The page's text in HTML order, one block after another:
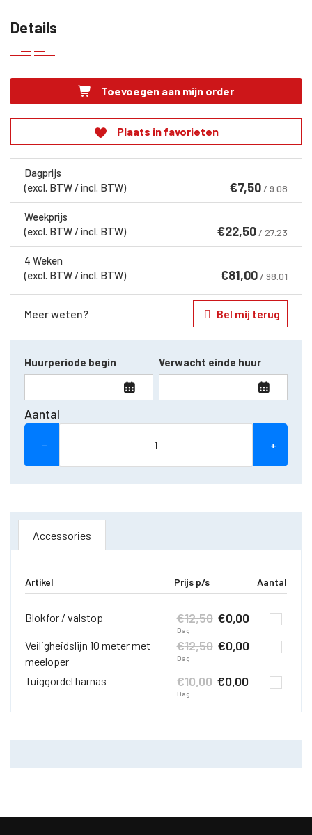
Details
Toevoegen aan mijn order
Plaats in favorieten
Dagprijs
(excl. BTW / incl. BTW)
€7,50 / 9.08
Weekprijs
(excl. BTW / incl. BTW)
€22,50 / 27.23
4 Weken
(excl. BTW / incl. BTW)
€81,00 / 98.01
Meer weten? Bel mij terug
Huurperiode begin Verwacht einde huur
Aantal
− +
Accessories
Artikel Prijs p/s Aantal
Blokfor / valstop €12,50 €0,00
Dag
Veiligheidslijn 10 meter met
meeloper
€12,50 €0,00
Dag
Tuiggordel harnas €10,00 €0,00
Dag